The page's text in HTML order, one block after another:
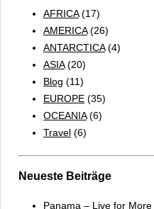
AFRICA(17)
AMERICA(26)
ANTARCTICA(4)
ASIA(20)
Blog (11)
EUROPE (35)
OCEANIA(6)
Travel (6)
Neueste Beiträge
Panama – Live for More